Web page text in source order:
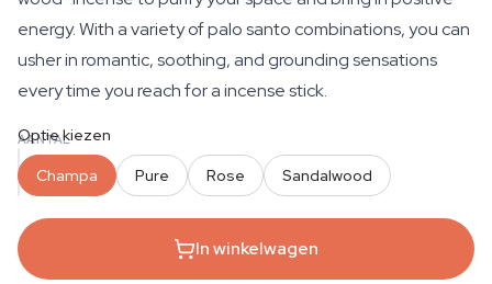
energy. With a variety of palo santo combinations, you can
usher in romantic, soothing, and grounding sensations
every time you reach for a incense stick.
AANTAL
Optie kiezen
Champa Pure Rose Sandalwood
In winkelwagen